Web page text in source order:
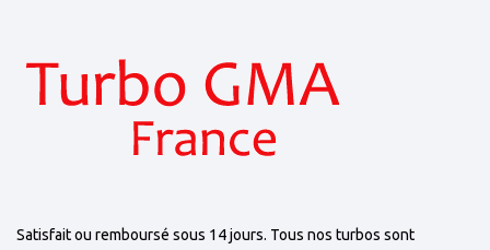
Satisfait ou remboursé sous 14 jours. Tous nos turbos sont